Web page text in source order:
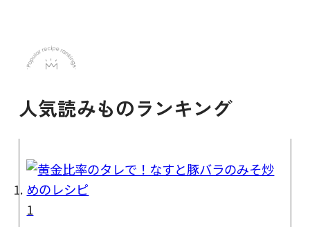
人気読みものランキング
1